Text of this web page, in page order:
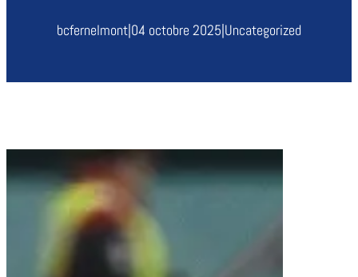
bcfernelmont|04 octobre 2025|Uncategorized